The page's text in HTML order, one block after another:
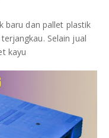
baru dan pallet plastik
Selain jual
kayu